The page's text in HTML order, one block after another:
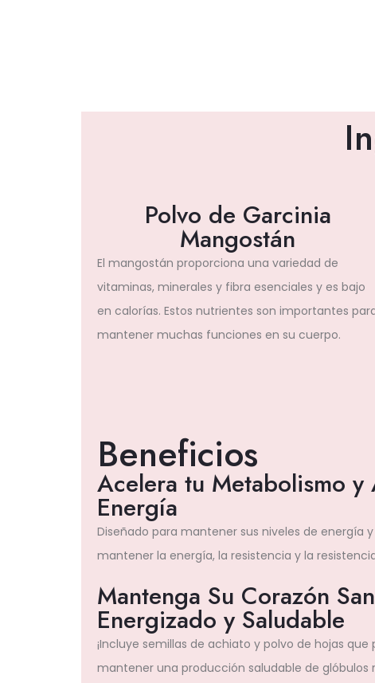
Polvo de Garcinia
Mangostán
El mangostán proporciona una variedad de
vitaminas, minerales y fibra esenciales y es bajo
en calorías. Estos nutrientes son importantes
mantener muchas funciones en su cuerpo.
Beneficios
Acelera tu Metabolismo y
Energía
Diseñado para mantener sus niveles de energía
mantener la energía, la resistencia y la
Mantenga Su Corazón
Energizado y Saludable
¡Incluye semillas de achiato y polvo de hojas que
mantener una producción saludable de glóbulos